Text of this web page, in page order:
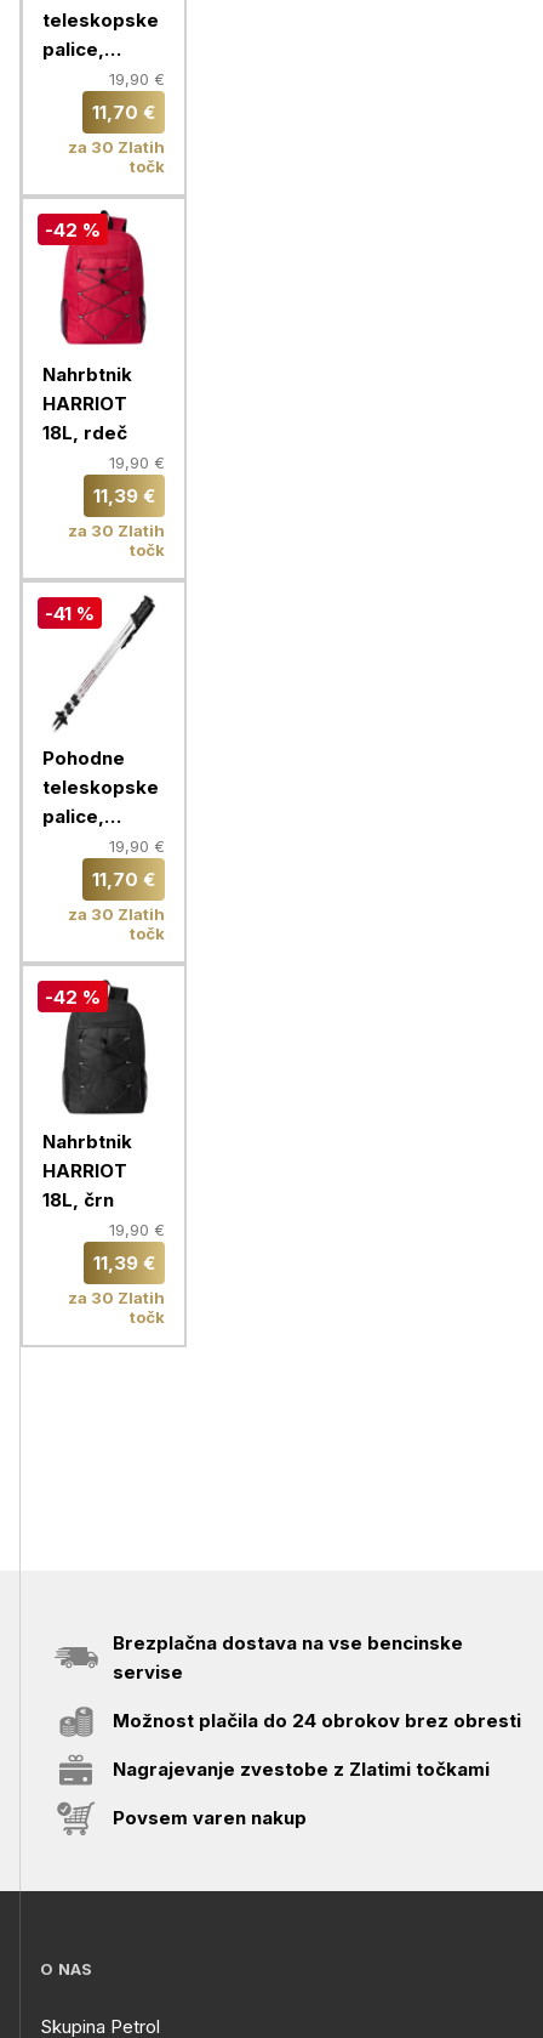
teleskopske
palice,
19,90 €
11,70 €
za 30 Zlatih
točk
-42 %
Nahrbtnik
HARRIOT
18L, rdeč
19,90 €
11,39 €
za 30 Zlatih
točk
-41 %
Pohodne
teleskopske
palice,
srebrne19,90 €
11,70 €
za 30 Zlatih
točk
-42 %
Nahrbtnik
HARRIOT
18L, črn
19,90 €
11,39 €
za 30 Zlatih
točk
Brezplačna dostava na vse bencinske
servise
Možnost plačila do 24 obrokov brez obresti
Nagrajevanje zvestobe z Zlatimi točkami
Povsem varen nakup
O NAS
Skupina Petrol